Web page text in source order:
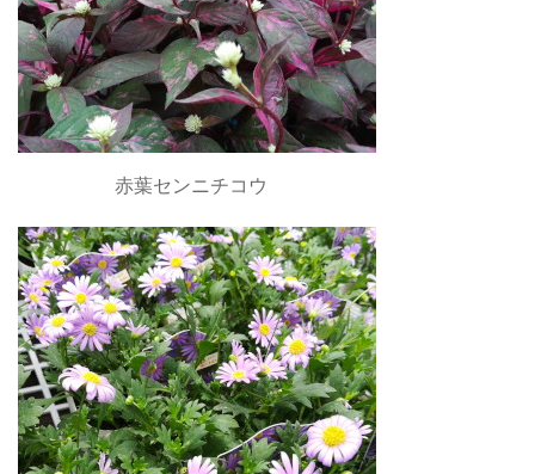
赤葉センニチコウ